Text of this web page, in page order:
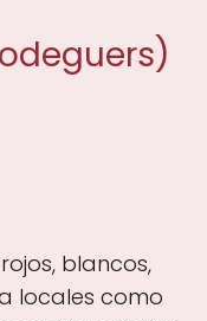
blancos,
locales como